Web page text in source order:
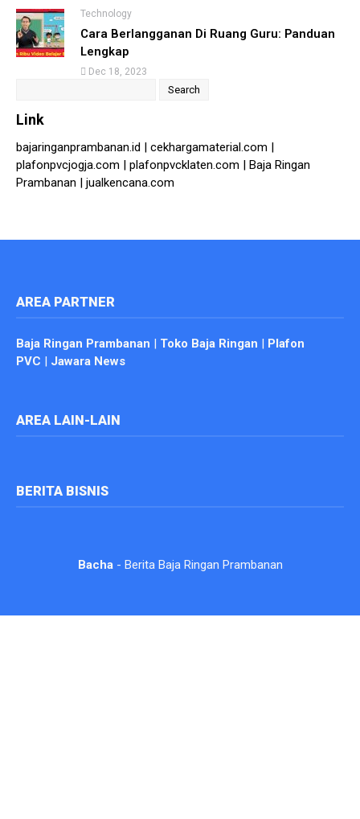
Technology
Cara Berlangganan Di Ruang Guru: Panduan
Lengkap
Dec 18, 2023
Link
bajaringanprambanan.id | cekhargamaterial.com |
plafonpvcjogja.com | plafonpvcklaten.com | Baja Ringan
Prambanan | jualkencana.com
AREA PARTNER
Baja Ringan Prambanan | Toko Baja Ringan | Plafon
PVC | Jawara News
AREA LAIN-LAIN
BERITA BISNIS
Bacha- Berita Baja Ringan Prambanan